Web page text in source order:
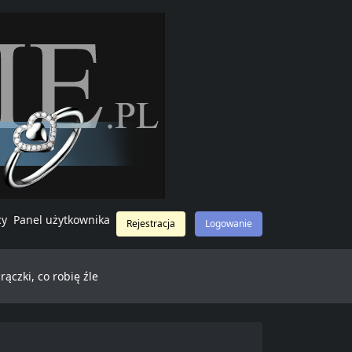
Panel użytkownika Rejestracja Logowanie
co robię źle